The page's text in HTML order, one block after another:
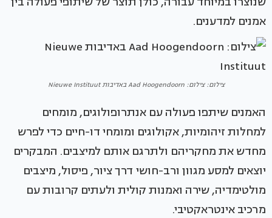
אמנים למדענים.
צילום: צילום: Aad Hoogendoorn באדיבות Nieuwe Instituut
האמנים שיתפו פעולה עם אנתרופולוגים, מומחים
למחלות זיהומיות, אקולוגים ומומחי דו-חיים כדי לפרש
מחדש את מחקריהם ולתרגם אותם למיצבים. המבקרים
יוצאים למסע מגוון ורב-חושי דרך ציור, פיסול, מיצבים
מולטימדיה, שירה ואמנות קולית ולעתים קרובות עם
מרכיב אינטראקטיבי.